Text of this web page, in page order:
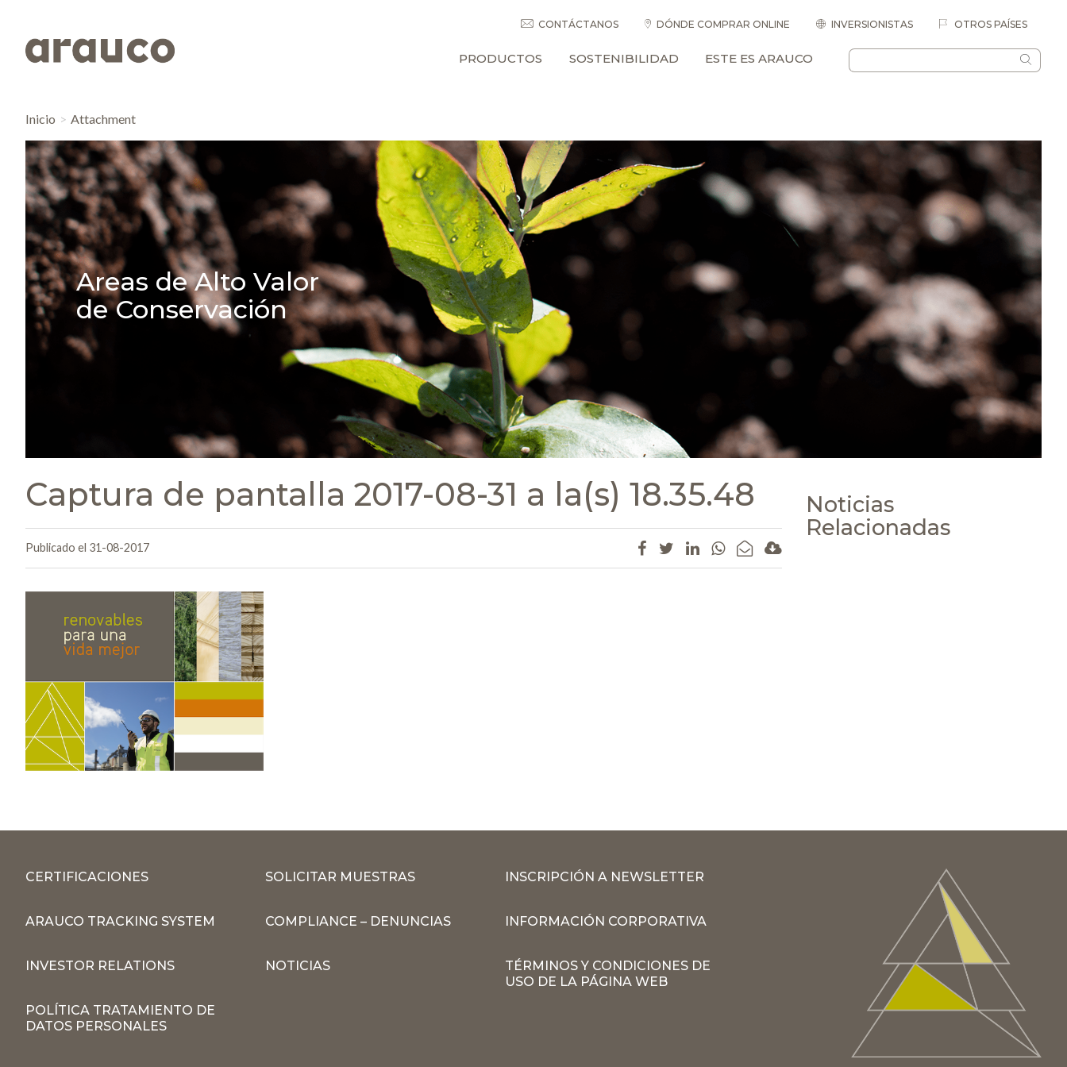
CONTÁCTANOS DÓNDE COMPRAR ONLINE INVERSIONISTAS OTROS PAÍSES
PRODUCTOS SOSTENIBILIDAD ESTE ES ARAUCO
Inicio Attachment
Areas de Alto Valor
de Conservación
Captura de pantalla 2017-08-31 a la(s) 18.35.48
Publicado el 31-08-2017
Noticias
Relacionadas
CERTIFICACIONES SOLICITAR MUESTRAS INSCRIPCIÓN A NEWSLETTER
ARAUCO TRACKING SYSTEM COMPLIANCE – DENUNCIAS INFORMACIÓN CORPORATIVA
INVESTOR RELATIONS NOTICIAS
TÉRMINOS Y CONDICIONES DE
USO DE LA PÁGINA WEB
POLÍTICA TRATAMIENTO DE
DATOS PERSONALES